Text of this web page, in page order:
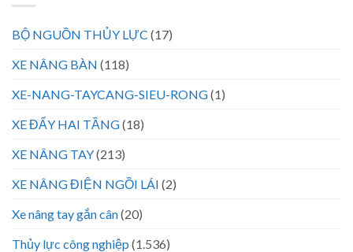
BỘ NGUỒN THỦY LỰC (17)
XE NÂNG BÀN (118)
XE-NANG-TAYCANG-SIEU-RONG(1)
XE ĐẨY HAI TẦNG(18)
XE NÂNG TAY(213)
XE NÂNG ĐIỆN NGỒI LÁI (2)
Xe nâng tay gắn cân(20)
Thủy lực công nghiệp (1.536)